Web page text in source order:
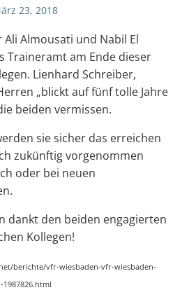
23, 2018
Almousati und Nabil El
Traineramt am Ende dieser
Lienhard Schreiber,
„blickt auf fünf tolle Jahre
beiden vermissen.
sie sicher das erreichen
zukünftig vorgenommen
oder bei neuen
dankt den beiden engagierten
Kollegen!
berichte/vfr-wiesbaden-vfr-wiesbaden-